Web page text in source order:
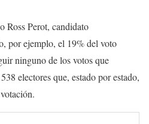
Ross Perot, candidato
por ejemplo, el 19% del voto
ninguno de los votos que
electores que, estado por estado,